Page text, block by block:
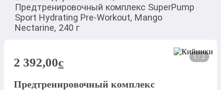
Предтренировочный комплекс SuperPump
Sport Hydrating Pre-Workout, Mango
Nectarine, 240 г
1 / 2
2 392,00c
Предтренировочный комплекс